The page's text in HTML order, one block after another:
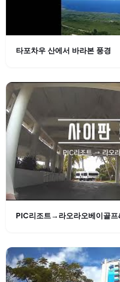
타포차우 산에서 바라본 풍경
PIC리조트→라오라오베이골